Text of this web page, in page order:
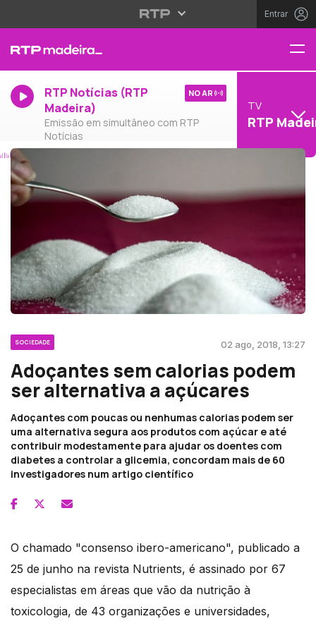
Entrar
RTP Notícias (RTP
Madeira)
Emissão em simultâneo com RTP
Notícias
NO AR
TV
RTP
SOCIEDADE 02 ago, 2018, 13:27
Adoçantes sem calorias podem
ser alternativa a açúcares
Adoçantes com poucas ou nenhumas calorias podem ser
uma alternativa segura aos produtos com açúcar e até
contribuir modestamente para ajudar os doentes com
diabetes a controlar a glicemia, concordam mais de 60
investigadores num artigo científico
O chamado "consenso ibero-americano", publicado a
25 de junho na revista Nutrients, é assinado por 67
especialistas em áreas que vão da nutrição à
toxicologia, de 43 organizações e universidades,